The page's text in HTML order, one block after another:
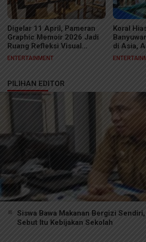
Digelar 11 April, Pameran
Graphic Memoir 2026 Jadi
Ruang Refleksi Visual
Kreator Samarinda
ENTERTAINMENT
Koral
di Asia,
PILIHAN EDITOR
Siswa Bawa Makanan Bergizi
Sebut Itu Kebijakan Sekolah